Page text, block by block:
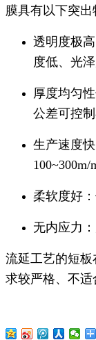
膜具有以下突出
透明度极
度低、光
厚度均匀
公差可控
生产速度
100~300m/
柔软度好
无内应力
流延工艺的短
求较严格、不适